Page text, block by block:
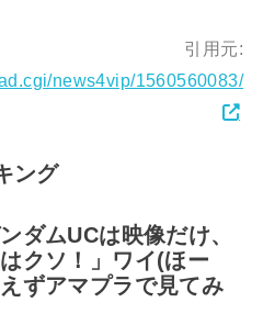
引用元:
news4vip/1560560083/
ング
ダムUCは映像だけ、
クソ！」ワイ(ほー
ずアマプラで見てみ